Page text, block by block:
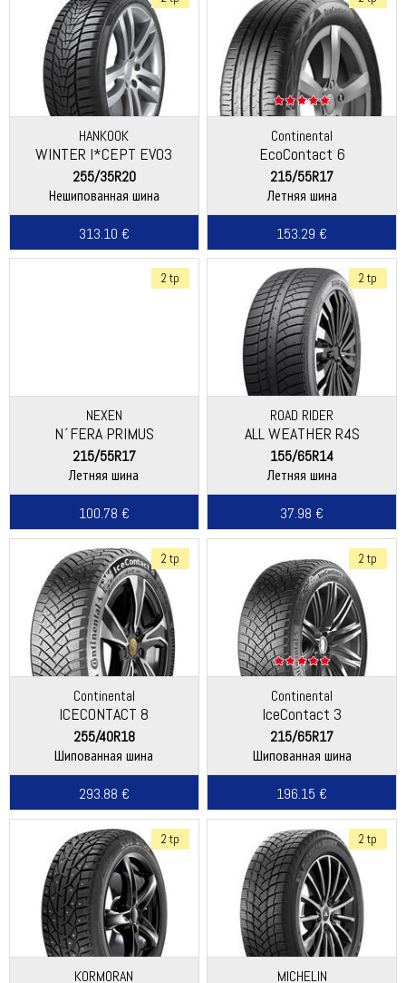
HANKOOK
WINTER I*CEPT EVO3
(W330)
255/35R20
Нешипованная шина
313.10 €
Continental
EcoContact 6
215/55R17
Летняя шина
153.29 €
2 tp
NEXEN
N´FERA PRIMUS
215/55R17
Летняя шина
100.78 €
2 tp
ROAD RIDER
ALL WEATHER R4S
155/65R14
Летняя шина
37.98 €
2 tp
Continental
ICECONTACT 8
255/40R18
Шипованная шина
293.88 €
2 tp
Continental
IceContact 3
215/65R17
Шипованная шина
196.15 €
2 tp
KORMORAN
2 tp
MICHELIN